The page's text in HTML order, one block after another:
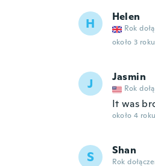
H Helen
Rok
około 3
J Jasmin
Rok
It was
około 4
S Shan
Rok